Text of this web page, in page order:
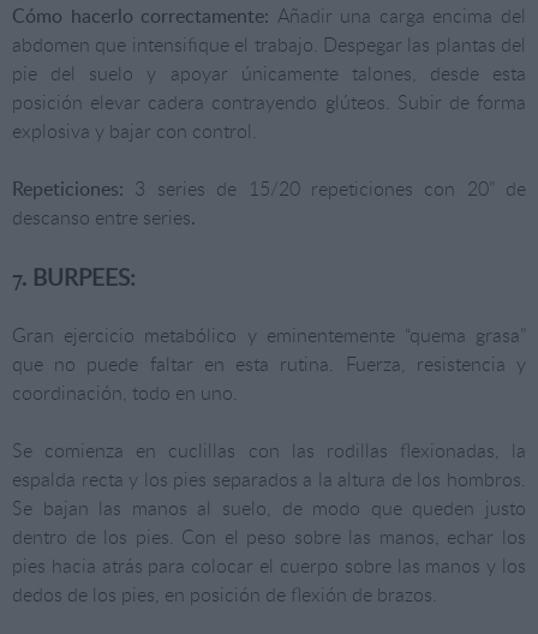
Cómo hacerlo correctamente: Añadir una carga encima del
abdomen que intensifique el trabajo. Despegar las plantas del
pie del suelo y apoyar únicamente talones, desde esta
posición elevar cadera contrayendo glúteos. Subir de forma
explosiva y bajar con control.
Repeticiones: 3 series de 15/20 repeticiones con 20” de
descanso entre series.
7. BURPEES:
Gran ejercicio metabólico y eminentemente “quema grasa”
que no puede faltar en esta rutina. Fuerza, resistencia y
coordinación, todo en uno.
Se comienza en cuclillas con las rodillas flexionadas, la
espalda recta y los pies separados a la altura de los hombros.
Se bajan las manos al suelo, de modo que queden justo
dentro de los pies. Con el peso sobre las manos, echar los
pies hacia atrás para colocar el cuerpo sobre las manos y los
dedos de los pies, en posición de flexión de brazos.